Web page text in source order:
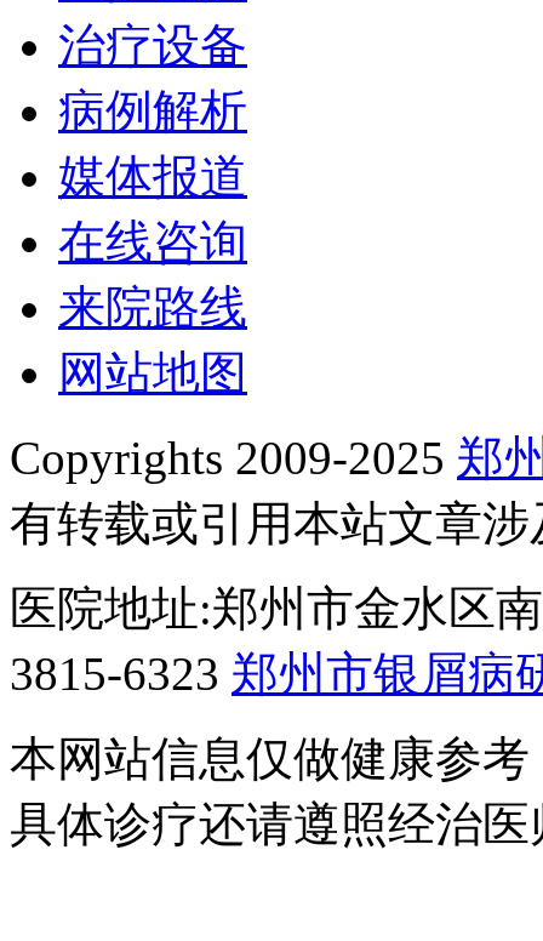
治疗设备
病例解析
媒体报道
在线咨询
来院路线
网站地图
Copyrights 2009-2025 郑
有转载或引用本站文章
医院地址:郑州市金水区
3815-6323 郑州市银屑病
本网站信息仅做健康参
具体诊疗还请遵照经治医